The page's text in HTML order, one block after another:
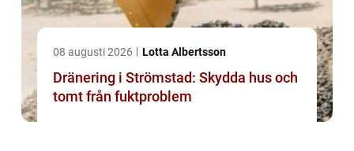
08 augusti 2026 Lotta Albertsson
Dränering i Strömstad: Skydda hus och
tomt från fuktproblem